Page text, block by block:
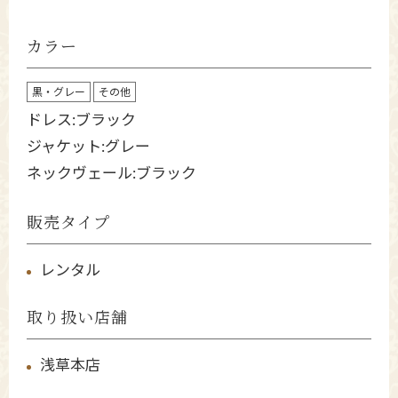
カラー
黒・グレー その他
ドレス:ブラック
ジャケット:グレー
ネックヴェール:ブラック
販売タイプ
レンタル
取り扱い店舗
浅草本店